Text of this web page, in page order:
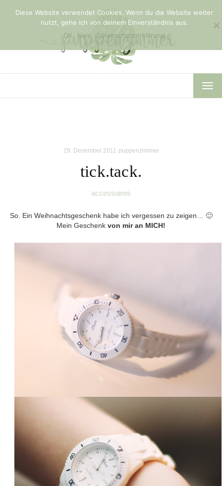
29. Dezember 2011 puppenzimmer
tick.tack.
accessoires
So. Ein Weihnachtsgeschenk habe ich vergessen zu zeigen… 🙂
Mein Geschenk von mir an MICH!
Diese Website verwendet Cookies. Wenn du die Website weiter
nutzt, gehe ich von deinem Einverständnis aus.
OK
Nein Datenschutzerklärung